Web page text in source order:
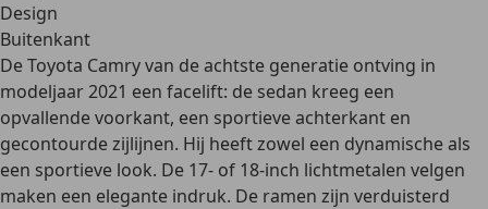
Design
Buitenkant
De Toyota Camry van de achtste generatie ontving in
modeljaar 2021 een facelift: de sedan kreeg een
opvallende voorkant, een sportieve achterkant en
gecontourde zijlijnen. Hij heeft zowel een dynamische als
een sportieve look. De 17- of 18-inch lichtmetalen velgen
maken een elegante indruk. De ramen zijn verduisterd